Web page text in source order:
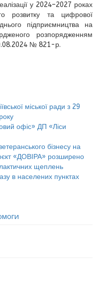
у 2024–2027 роках
розвитку та цифрової
підприємництва на
розпорядженням
№ 821-р.
міської ради з 29
офіс» ДП «Ліси
бізнесу на
«ДОВІРА» розширено
щеплень
в населених пунктах